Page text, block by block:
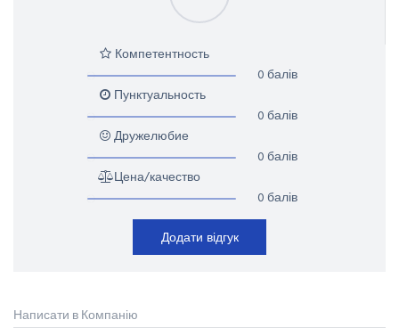
Компетентность
0 балів
Пунктуальность
0 балів
Дружелюбие
0 балів
Цена/качество
0 балів
Додати відгук
Написати в Компанію